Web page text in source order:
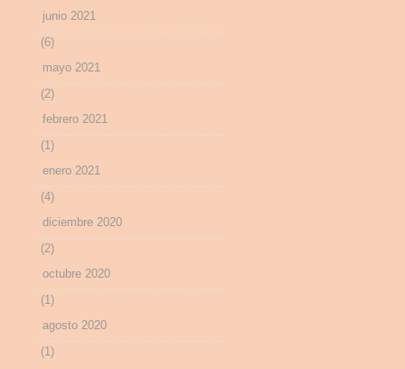
junio 2021
(6)
mayo 2021
(2)
febrero 2021
(1)
enero 2021
(4)
diciembre 2020
(2)
octubre 2020
(1)
agosto 2020
(1)